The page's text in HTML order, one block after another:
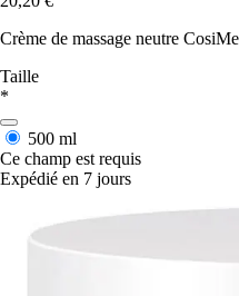
Crème de massage neutre
Taille
*
500 ml
Ce champ est requis
Expédié en 7 jours